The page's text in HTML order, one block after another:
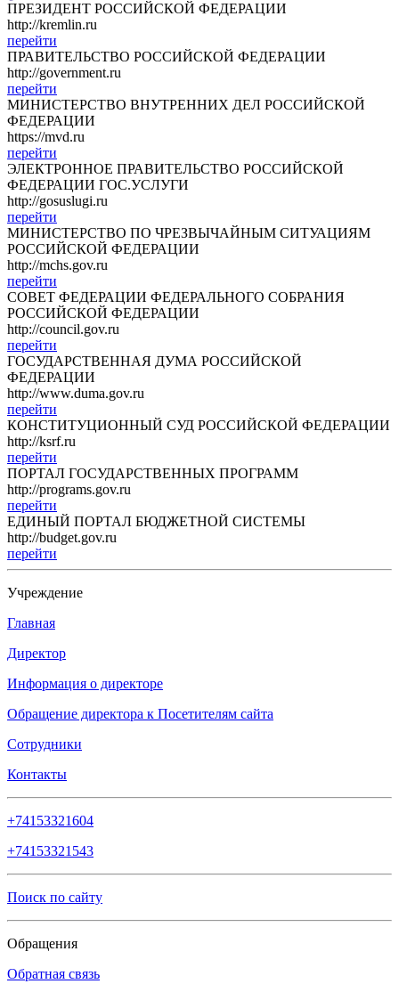
ПРЕЗИДЕНТ РОССИЙСКОЙ ФЕДЕРАЦИИ
http://kremlin.ru
перейти
ПРАВИТЕЛЬСТВО РОССИЙСКОЙ ФЕДЕРАЦИИ
http://government.ru
перейти
МИНИСТЕРСТВО ВНУТРЕННИХ ДЕЛ РОССИЙСКОЙ
ФЕДЕРАЦИИ
https://mvd.ru
перейти
ЭЛЕКТРОННОЕ ПРАВИТЕЛЬСТВО РОССИЙСКОЙ
ФЕДЕРАЦИИ ГОС.УСЛУГИ
http://gosuslugi.ru
перейти
МИНИСТЕРСТВО ПО ЧРЕЗВЫЧАЙНЫМ СИТУАЦИЯМ
РОССИЙСКОЙ ФЕДЕРАЦИИ
http://mchs.gov.ru
перейти
СОВЕТ ФЕДЕРАЦИИ ФЕДЕРАЛЬНОГО СОБРАНИЯ
РОССИЙСКОЙ ФЕДЕРАЦИИ
http://council.gov.ru
перейти
ГОСУДАРСТВЕННАЯ ДУМА РОССИЙСКОЙ
ФЕДЕРАЦИИ
http://www.duma.gov.ru
перейти
КОНСТИТУЦИОННЫЙ СУД РОССИЙСКОЙ ФЕДЕРАЦИИ
http://ksrf.ru
перейти
ПОРТАЛ ГОСУДАРСТВЕННЫХ ПРОГРАММ
http://programs.gov.ru
перейти
ЕДИНЫЙ ПОРТАЛ БЮДЖЕТНОЙ СИСТЕМЫ
http://budget.gov.ru
перейти
Учреждение
Главная
Директор
Информация о директоре
Обращение директора к Посетителям сайта
Сотрудники
Контакты
+74153321604
+74153321543
Поиск по сайту
Обращения
Обратная связь